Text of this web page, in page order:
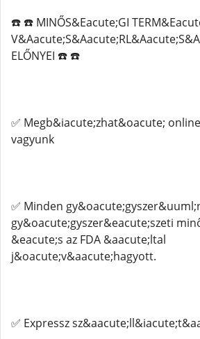
☎️ ☎️ MINŐS&Eacute;GI
ELŐNYEI ☎️ ☎️
✅ Megb&iacute;zhat&oacute;
vagyunk
✅ Minden
gy&oacute;gyszer&eacute;szeti
&eacute;s az FDA &aacute;ltal
j&oacute;v&aacute;hagyott.
✅ Expressz